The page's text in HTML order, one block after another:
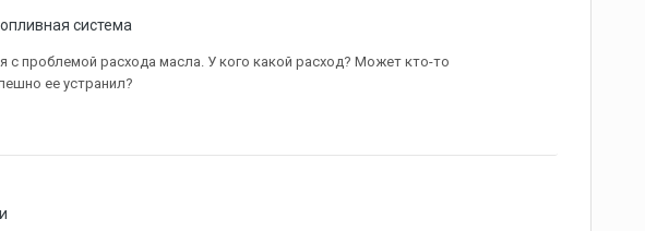
система
с проблемой расхода масла. У кого какой расход? Может кто-то
ее устранил?